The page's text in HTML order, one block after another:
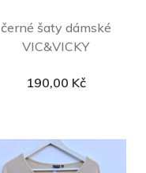
černé šaty dámské
VIC&VICKY
190,00 Kč